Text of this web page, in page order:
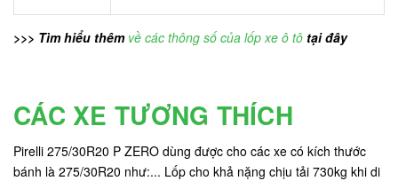
>>> Tìm hiểu thêm về các thông số của lốp xe ô tô tại đây
CÁC XE TƯƠNG THÍCH
Pirelli 275/30R20 P ZERO dùng được cho các xe có kích thước
bánh là 275/30R20 như:... Lốp cho khả nặng chịu tải 730kg khi di